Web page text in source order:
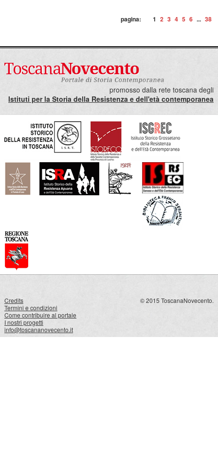
pagina: 1 2 3 4 5 6 ... 38
promosso dalla rete toscana degli
Istituti per la Storia della Resistenza e dell'età contemporanea
Credits
Termini e condizioni
Come contribuire al portale
I nostri progetti
info@toscananovecento.it
© 2015 ToscanaNovecento.